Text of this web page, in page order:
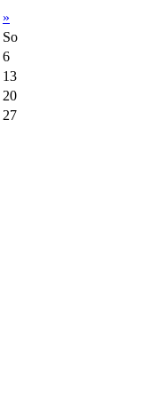
»
So
6
13
20
27